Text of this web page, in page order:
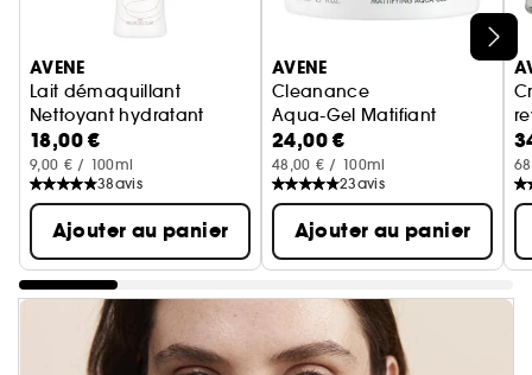
Ignorer le carrousel produits
AVENE
Lait démaquillant
Nettoyant hydratant
18,00 €
9,00 € / 100ml
38avis
Ajouter au panier
AVENE
Cleanance
Aqua-Gel Matifiant
24,00 €
48,00 € / 100ml
23avis
Ajouter au panier